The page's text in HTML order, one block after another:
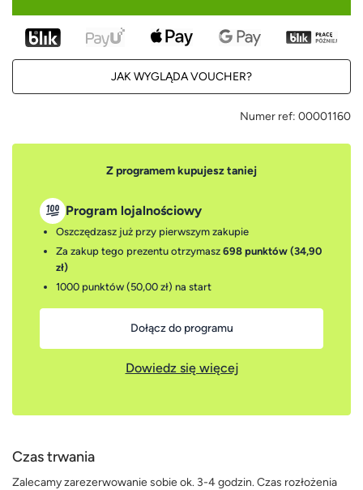
JAK WYGLĄDA VOUCHER?
Numer ref: 00001160
Z programem kupujesz taniej
Program lojalnościowy
Oszczędzasz już przy pierwszym zakupie
Za zakup tego prezentu otrzymasz 698 punktów (34,90
zł)
1000 punktów (50,00 zł) na start
Dołącz do programu
Dowiedz się więcej
Czas trwania
Zalecamy zarezerwowanie sobie ok. 3-4 godzin. Czas rozłożenia